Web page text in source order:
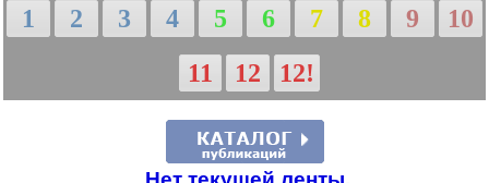
1 2 3 4 5 6 7 8 9
10
11
12 12!